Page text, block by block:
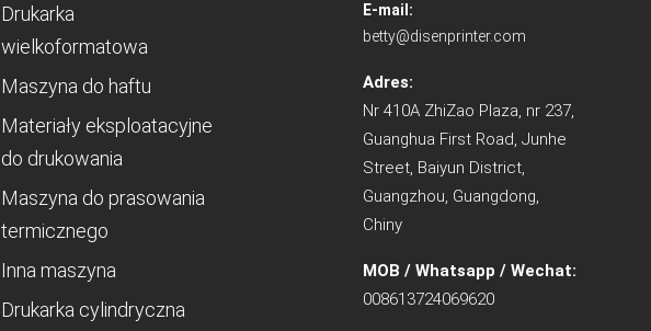
Drukarka
wielkoformatowa
Maszyna do haftu
Materiały eksploatacyjne
do drukowania
Maszyna do prasowania
termicznego
Inna maszyna
Drukarka cylindryczna
E-mail:
betty@disenprinter.com
Adres:
Nr 410A ZhiZao Plaza, nr 237,
Guanghua First Road, Junhe
Street, Baiyun District,
Guangzhou, Guangdong,
Chiny
MOB / Whatsapp / Wechat:
008613724069620